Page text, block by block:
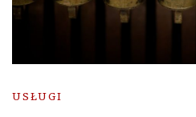
USŁUGI